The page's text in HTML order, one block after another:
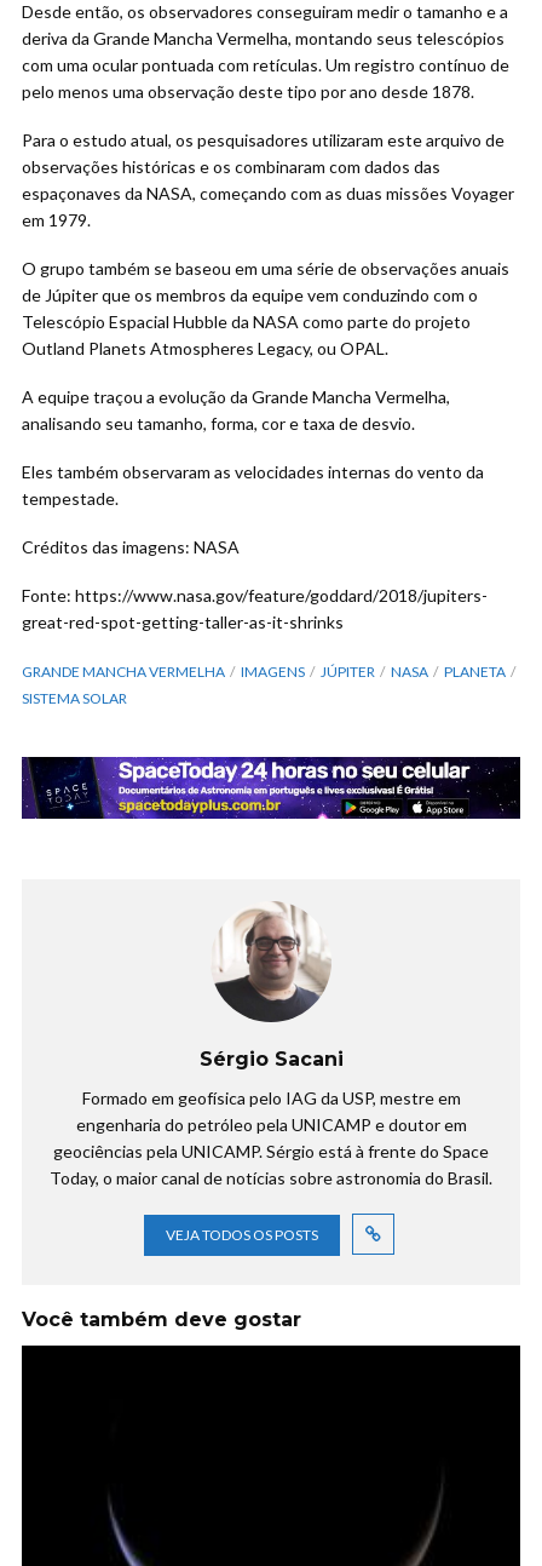
Desde então, os observadores conseguiram medir o tamanho e a
deriva da Grande Mancha Vermelha, montando seus telescópios
com uma ocular pontuada com retículas. Um registro contínuo de
pelo menos uma observação deste tipo por ano desde 1878.
Para o estudo atual, os pesquisadores utilizaram este arquivo de
observações históricas e os combinaram com dados das
espaçonaves da NASA, começando com as duas missões Voyager
em 1979.
O grupo também se baseou em uma série de observações anuais
de Júpiter que os membros da equipe vem conduzindo com o
Telescópio Espacial Hubble da NASA como parte do projeto
Outland Planets Atmospheres Legacy, ou OPAL.
A equipe traçou a evolução da Grande Mancha Vermelha,
analisando seu tamanho, forma, cor e taxa de desvio.
Eles também observaram as velocidades internas do vento da
tempestade.
Créditos das imagens: NASA
Fonte: https://www.nasa.gov/feature/goddard/2018/jupiters-
great-red-spot-getting-taller-as-it-shrinks
GRANDE MANCHA VERMELHA IMAGENS JÚPITER NASA
PLANETA
SISTEMA SOLAR
Sérgio Sacani
Formado em geofísica pelo IAG da USP, mestre em
engenharia do petróleo pela UNICAMP e doutor em
geociências pela UNICAMP. Sérgio está à frente do Space
Today, o maior canal de notícias sobre astronomia do Brasil.
VEJA TODOS OS POSTS
Você também deve gostar